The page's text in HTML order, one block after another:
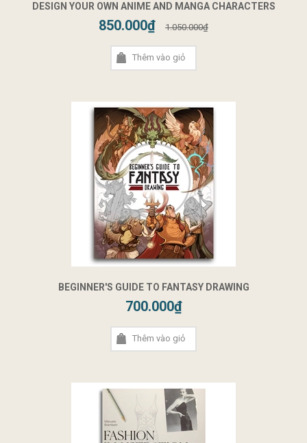
DESIGN YOUR OWN ANIME AND MANGA CHARACTERS
850.000₫ 1.050.000₫
Thêm vào giỏ
BEGINNER'S GUIDE TO FANTASY DRAWING
700.000₫
Thêm vào giỏ